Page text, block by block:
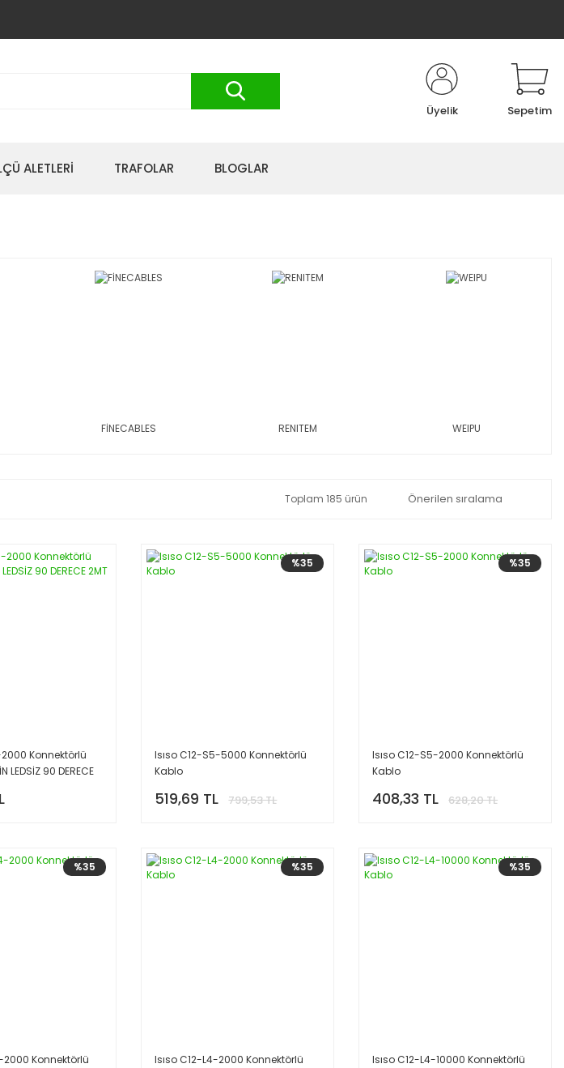
Üyelik Sepetim
ALETLERİ TRAFOLAR BLOGLAR
FİNECABLES RENITEM WEIPU
Toplam 185 ürün
Konnektörlü
LEDSİZ 90 DERECE
%35
Isıso C12-S5-5000 Konnektörlü
Kablo
519,69 TL 799,53 TL
%35
Isıso C12-S5-2000 Konnektörlü
Kablo
408,33 TL 628,20 TL
%35
2000 Konnektörlü
%35
Isıso C12-L4-2000 Konnektörlü
%35
Isıso C12-L4-10000 Konnektörlü